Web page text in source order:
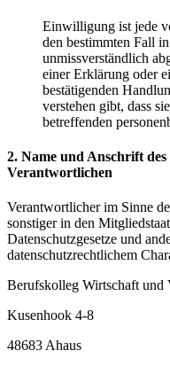
Einwilligung ist jede
den bestimmten Fall
unmissverständlich
einer Erklärung oder
bestätigenden
verstehen gibt, dass
betreffenden
2. Name und Anschrift
Verantwortlichen
Verantwortlicher im Sinne
sonstiger in den
Datenschutzgesetze und
datenschutzrechtlichem
Berufskolleg Wirtschaft und
Kusenhook 4-8
48683 Ahaus